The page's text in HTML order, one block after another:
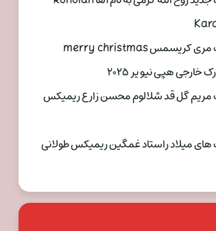
دانلود آهنگ مری کریسمس merry christmas
هپی نیو یر ۲۰۲۵
مریم گل قد شلالوم محسن زارع ریمیکس
های میلاد راستاد غمگین ریمیکس طولانی